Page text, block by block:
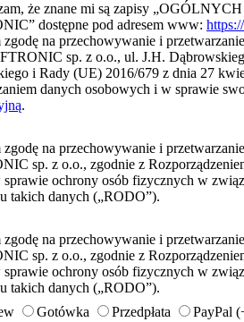
że znane mi są zapisy
dostępne pod adresem www:
zgodę na przechowywanie i
sp. z o.o., ul. J.H.
i Rady (UE) 2016/679 z dnia 27
danych osobowych i w sprawie
.
zgodę na przechowywanie i
sp. z o.o., zgodnie z
sprawie ochrony osób fizycznych w
takich danych („RODO”).
zgodę na przechowywanie i
sp. z o.o., zgodnie z
sprawie ochrony osób fizycznych w
takich danych („RODO”).
Gotówka Przedpłata PayPal